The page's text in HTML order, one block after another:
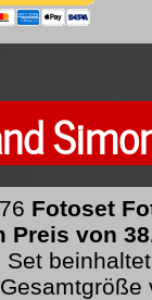
Fotoset
Preis von
Set